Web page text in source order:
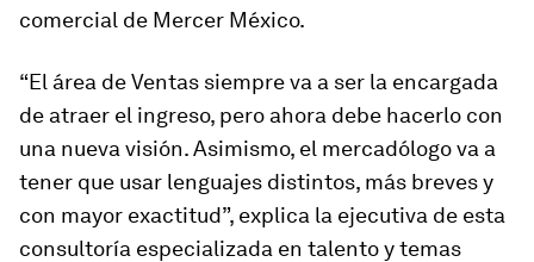
comercial de Mercer México.
“El área de Ventas siempre va a ser la encargada
de atraer el ingreso, pero ahora debe hacerlo con
una nueva visión. Asimismo, el mercadólogo va a
tener que usar lenguajes distintos, más breves y
con mayor exactitud”, explica la ejecutiva de esta
consultoría especializada en talento y temas